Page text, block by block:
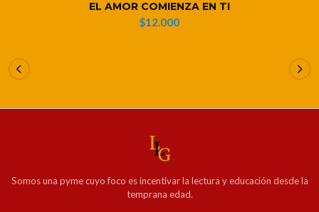
EL AMOR COMIENZA EN TI
$12.000
Somos una pyme cuyo foco es incentivar la lectura y educación desde la
temprana edad.